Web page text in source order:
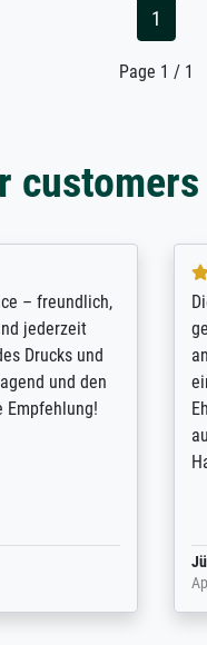
1
Page 1 / 1
mit der
aus dem 1.
habe ich bei
der